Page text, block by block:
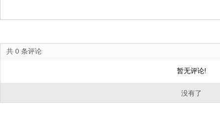
共 0 条评论
暂无评论!
没有了